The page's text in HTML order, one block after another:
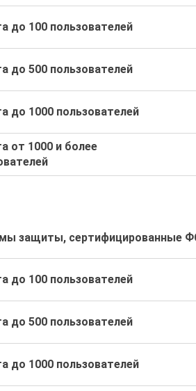
до 100 пользователей
до 500 пользователей
до 1000 пользователей
от 1000 и более
защиты, сертифицированные
до 100 пользователей
до 500 пользователей
до 1000 пользователей